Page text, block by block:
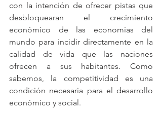
con la intención de ofrecer pistas que
desbloquearan el crecimiento
económico de las economías del
mundo para incidir directamente en la
calidad de vida que las naciones
ofrecen a sus habitantes. Como
sabemos, la competitividad es una
condición necesaria para el desarrollo
económico y social.